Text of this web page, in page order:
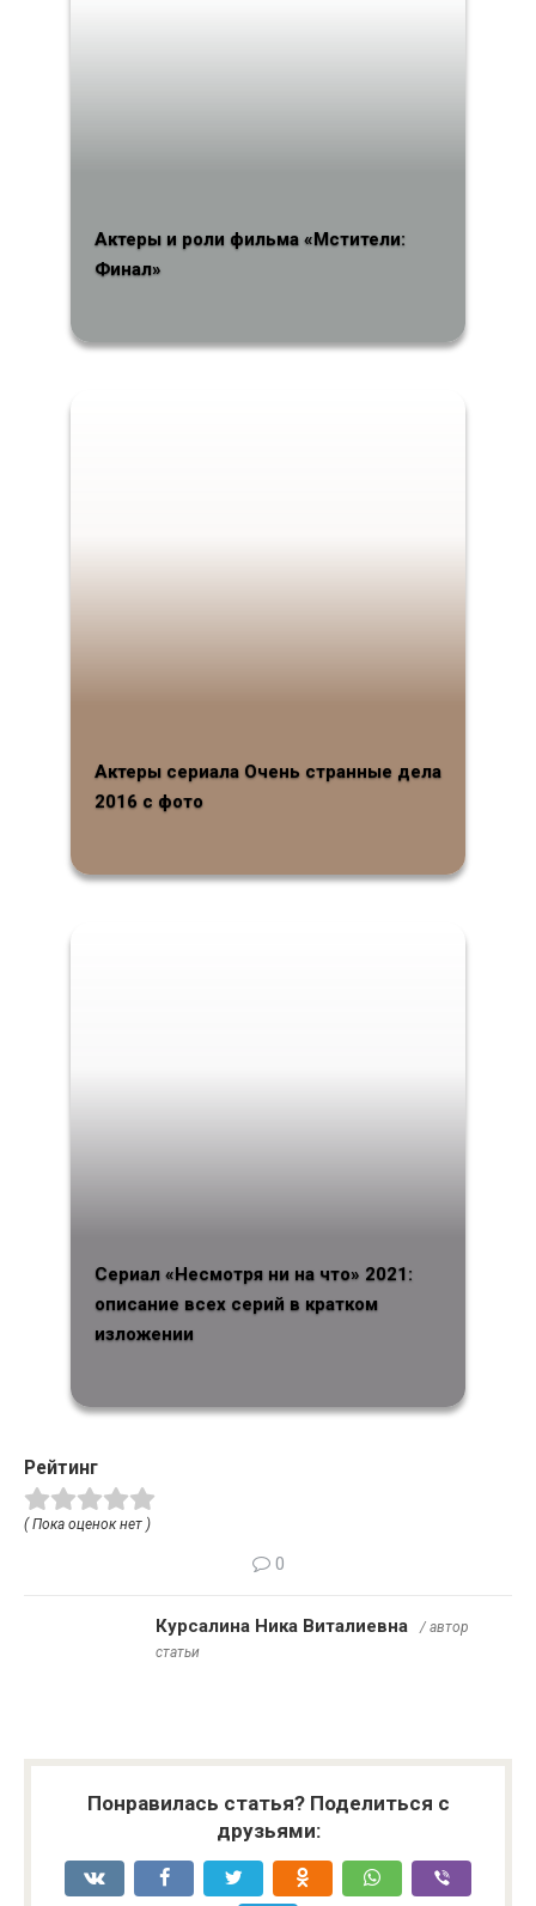
Актеры и роли фильма «Мстители:
Финал»
Актеры сериала Очень странные дела
2016 с фото
Сериал «Несмотря ни на что» 2021:
описание всех серий в кратком
изложении
Рейтинг
( Пока оценок нет )
0
Курсалина Ника Виталиевна
/ автор
статьи
Понравилась статья? Поделиться с
друзьями: